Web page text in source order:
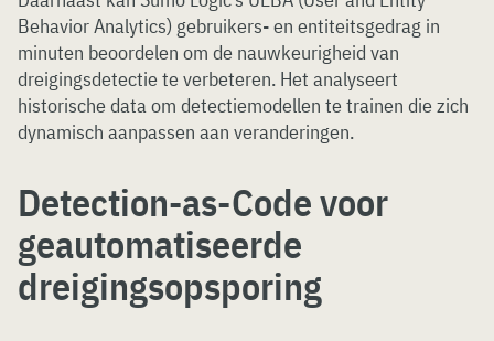
Behavior Analytics) gebruikers- en entiteitsgedrag in
minuten beoordelen om de nauwkeurigheid van
dreigingsdetectie te verbeteren. Het analyseert
historische data om detectiemodellen te trainen die zich
dynamisch aanpassen aan veranderingen.
Detection-as-Code voor
geautomatiseerde
dreigingsopsporing